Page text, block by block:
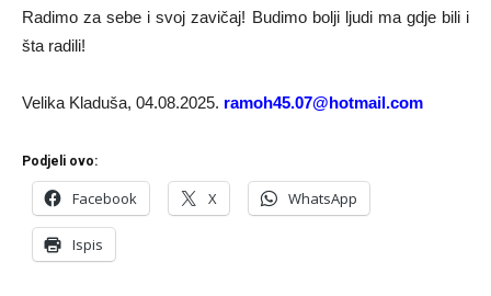
Radimo za sebe i svoj zavičaj! Budimo bolji ljudi ma gdje bili i
šta radili!
Velika Kladuša, 04.08.2025. ramoh45.07@hotmail.com
Podjeli ovo:
Facebook X WhatsApp
Ispis